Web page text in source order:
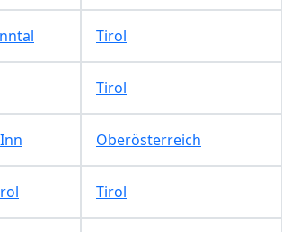
Tirol
Tirol
Oberösterreich
Tirol